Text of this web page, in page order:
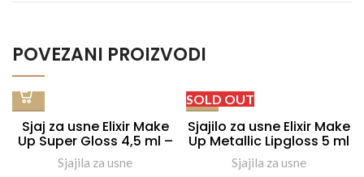
POVEZANI PROIZVODI
Sjaj za usne Elixir Make
Up Super Gloss 4,5 ml –
#93
Sjajila za usne
SOLD OUT
Sjajilo za usne Elixir Make
Up Metallic Lipgloss 5 ml
– #471
Sjajila za usne